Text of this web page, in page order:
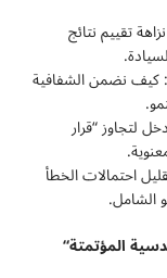
تقييم نتائج
كيف نضمن الشفافية
لتجاوز “قرار
احتمالات الخطأ
الشامل.
المؤتمتة“